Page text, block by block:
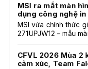
MSI ra mắt màn
dụng công nghệ
MSI vừa chính thức
271UPJW12 – mẫu
CFVL 2026 Mùa 2
cảm xúc, Team